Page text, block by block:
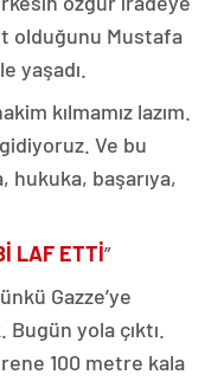
olduğunu Mustafa
yaşadı.
kılmamız lazım.
Ve bu
başarıya,
LAF ETTİ”
Gazze’ye
yola çıktı.
100 metre kala